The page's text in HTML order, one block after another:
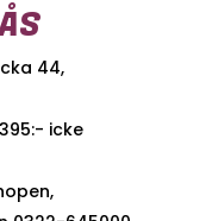
44,
icke